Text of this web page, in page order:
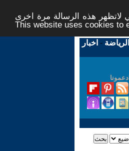
هذه الرسالة مرة اخرى -
This website uses cookies to
- اخبار